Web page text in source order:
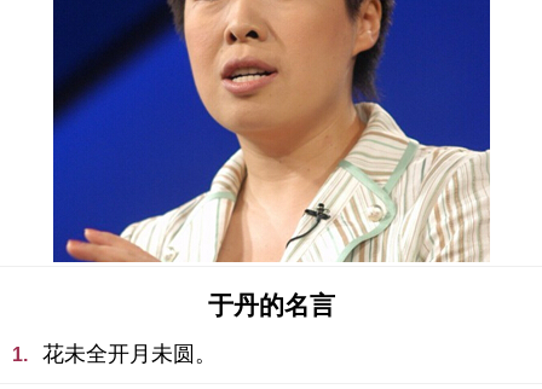
于丹的名言
1. 花未全开月未圆。